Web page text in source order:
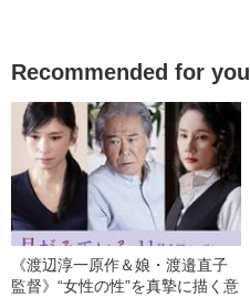
Recommended for you
《渡辺淳一原作＆娘・渡邉直子
監督》“女性の性”を真摯に描く意